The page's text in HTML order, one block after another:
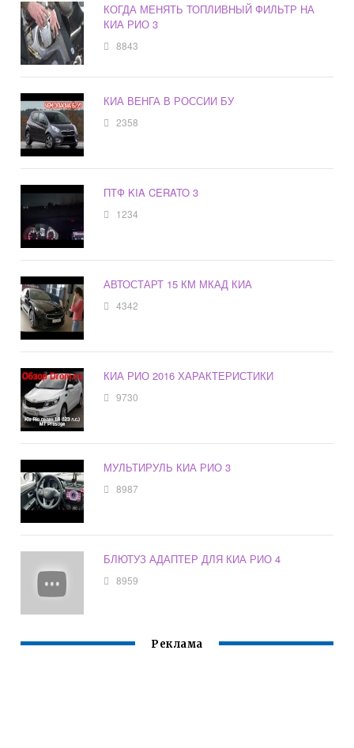
КОГДА МЕНЯТЬ ТОПЛИВНЫЙ ФИЛЬТР НА
КИА РИО 3
8843
КИА ВЕНГА В РОССИИ БУ
2358
ПТФ KIA CERATO 3
1234
АВТОСТАРТ 15 КМ МКАД КИА
4342
КИА РИО 2016 ХАРАКТЕРИСТИКИ
9730
МУЛЬТИРУЛЬ КИА РИО 3
8987
БЛЮТУЗ АДАПТЕР ДЛЯ КИА РИО 4
8959
Реклама